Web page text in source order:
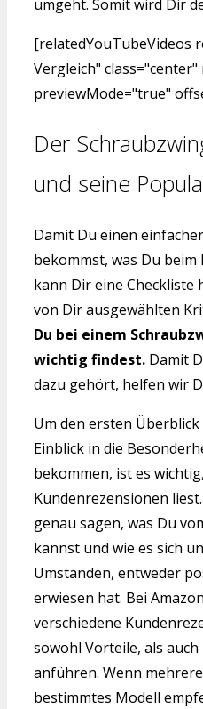
umgeht. Somit wird Dir
[relatedYouTubeVideos
Vergleich" class="center"
previewMode="true"
Der
und seine
Damit Du einen
bekommst, was Du
kann Dir eine Checkliste
von Dir ausgewählten
Du bei einem
wichtig findest. Damit
dazu gehört, helfen wir
Um den ersten
Einblick in die
bekommen, ist es
Kundenrezensionen
genau sagen, was Du
kannst und wie es sich
Umständen, entweder
erwiesen hat. Bei
verschiedene
sowohl Vorteile, als
anführen. Wenn
bestimmtes Modell